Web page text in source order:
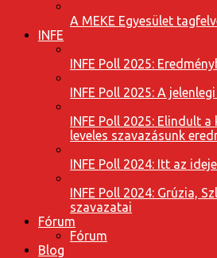
A MEKE Egyesület
INFE
INFE Poll 2025:
INFE Poll 2025: A
INFE Poll 2025: Elindult
leveles szavazásunk
INFE Poll 2024: Itt az
INFE Poll 2024: Grúzia,
szavazatai
Fórum
Fórum
Blog